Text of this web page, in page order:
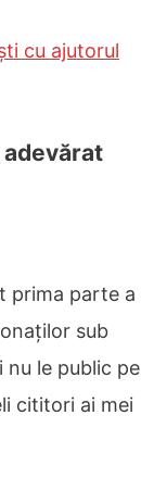
cu ajutorul
prima parte a
sub
nu le public pe
cititori ai mei